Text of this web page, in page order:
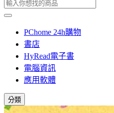
PChome 24h購物
書店
HyRead電子書
電腦資訊
應用軟體
分類